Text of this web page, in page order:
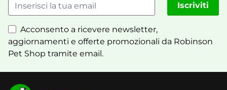
Acconsento a ricevere newsletter,
aggiornamenti e offerte promozionali da Robinson
Pet Shop tramite email.
Iscriviti